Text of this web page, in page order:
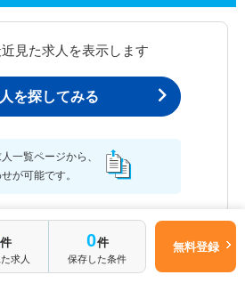
見た求人を表示します
を探してみる
一覧ページから、
が可能です。
最近見た求人一覧
件
求人
0件
保存した条件
無料登録